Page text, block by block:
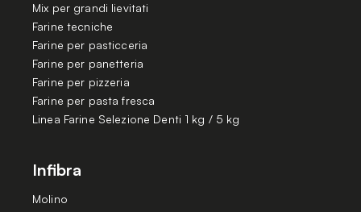
Mix per grandi lievitati
Farine tecniche
Farine per pasticceria
Farine per panetteria
Farine per pizzeria
Farine per pasta fresca
Linea Farine Selezione Denti 1 kg / 5 kg
Infibra
Molino